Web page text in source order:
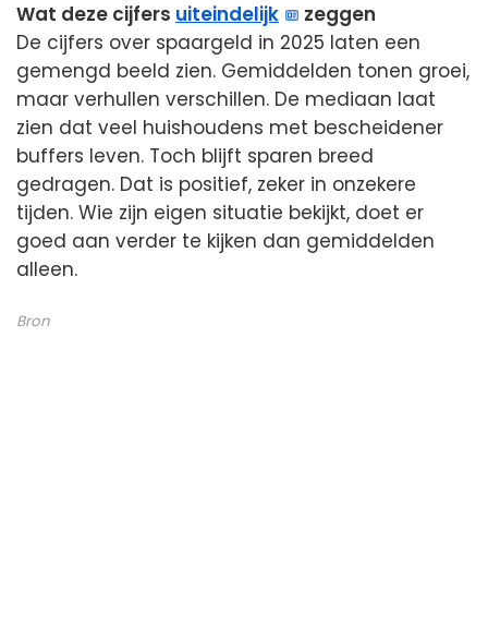
Wat deze cijfers uiteindelijk
zeggen
De cijfers over spaargeld in 2025 laten een
gemengd beeld zien. Gemiddelden tonen groei,
maar verhullen verschillen. De mediaan laat
zien dat veel huishoudens met bescheidener
buffers leven. Toch blijft sparen breed
gedragen. Dat is positief, zeker in onzekere
tijden. Wie zijn eigen situatie bekijkt, doet er
goed aan verder te kijken dan gemiddelden
alleen.
Bron